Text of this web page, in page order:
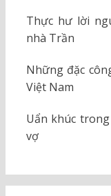
Thực hư lời
nhà Trần
Những đặc
Việt Nam
Uẩn khúc
vợ